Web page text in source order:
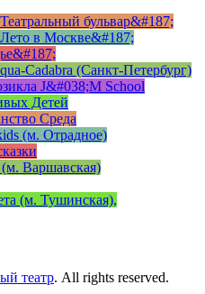
бульвар&#187;
в Москве&#187;
Cadabra (Санкт-Петербург)
J&#038;M School
Детей
Среда
(м. Отрадное)
Варшавская)
(м. Тушинская),
театр. All rights reserved.